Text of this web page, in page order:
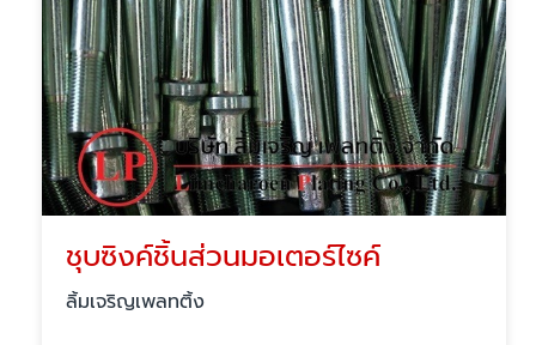
ชุบซิงค์ชิ้นส่วนมอเตอร์ไซค์
ลิ้มเจริญเพลทติ้ง